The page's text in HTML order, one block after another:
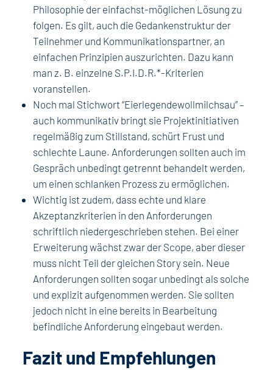
Philosophie der einfachst-möglichen Lösung zu
folgen. Es gilt, auch die Gedankenstruktur der
Teilnehmer und Kommunikationspartner, an
einfachen Prinzipien auszurichten. Dazu kann
man z. B. einzelne S.P.I.D.R.*-Kriterien
voranstellen.
Noch mal Stichwort “Eierlegendewollmilchsau” –
auch kommunikativ bringt sie Projektinitiativen
regelmäßig zum Stillstand, schürt Frust und
schlechte Laune. Anforderungen sollten auch im
Gespräch unbedingt getrennt behandelt werden,
um einen schlanken Prozess zu ermöglichen.
Wichtig ist zudem, dass echte und klare
Akzeptanzkriterien in den Anforderungen
schriftlich niedergeschrieben stehen. Bei einer
Erweiterung wächst zwar der Scope, aber dieser
muss nicht Teil der gleichen Story sein. Neue
Anforderungen sollten sogar unbedingt als solche
und explizit aufgenommen werden. Sie sollten
jedoch nicht in eine bereits in Bearbeitung
befindliche Anforderung eingebaut werden.
Fazit und Empfehlungen